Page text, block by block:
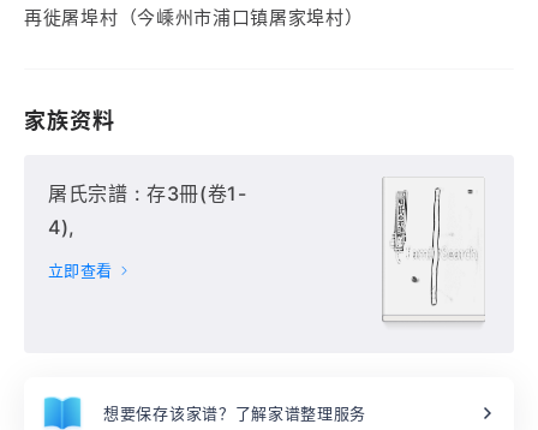
再徙屠埠村（今嵊州市浦口镇屠家埠村）
家族资料
屠氏宗譜 : 存3冊(卷1-
4),
立即查看
想要保存该家谱？了解家谱整理服务